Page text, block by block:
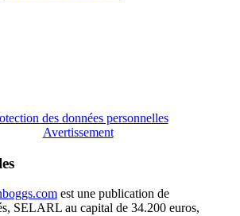
des données personnelles
Avertissement
est une publication de
SELARL au capital de 34.200 euros,